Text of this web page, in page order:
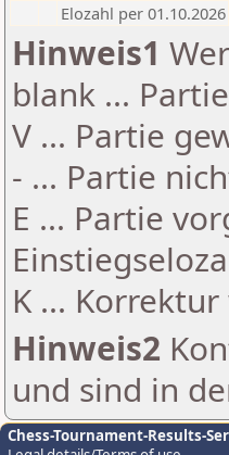
Elozahl per 01.10.2026
Hinweis1
blank ...
V ... Partie
- ... Partie
E ... Partie
K ...
Hinweis2
und sind in
Chess-Tournament-Results-